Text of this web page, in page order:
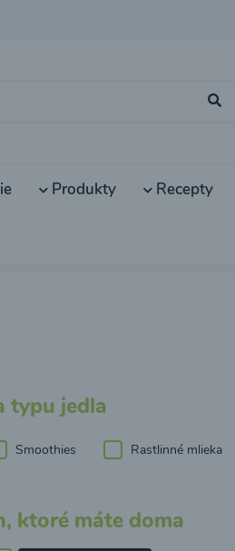
Produkty Recepty
typu jedla
Smoothies Rastlinné mlieka
ktoré máte doma